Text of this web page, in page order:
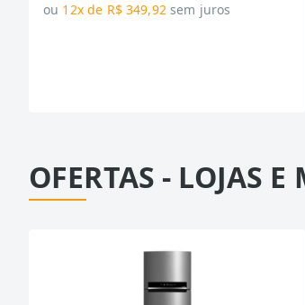
ou 12x de R$ 349,92 sem juros
OFERTAS - LOJAS E